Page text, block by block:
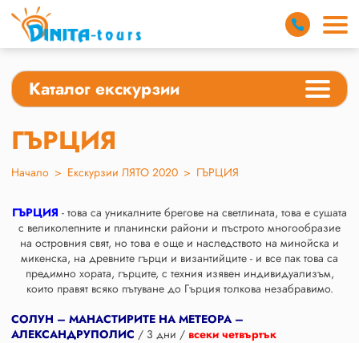
Каталог екскурзии
ГЪРЦИЯ
Начало > Екскурзии ЛЯТО 2020 > ГЪРЦИЯ
ГЪРЦИЯ - това са уникалните брегове на светлината, това е сушата
с великолепните и планински райони и пъстрото многообразие
на островния свят, но това е още и наследството на минойска и
микенска, на древните гърци и византийците - и все пак това са
предимно хората, гърците, с техния изявен индивидуализъм,
които правят всяко пътуване до Гърция толкова незабравимо.
СОЛУН – МАНАСТИРИТЕ НА МЕТЕОРА –
АЛЕКСАНДРУПОЛИС / 3 дни / всеки четвъртък